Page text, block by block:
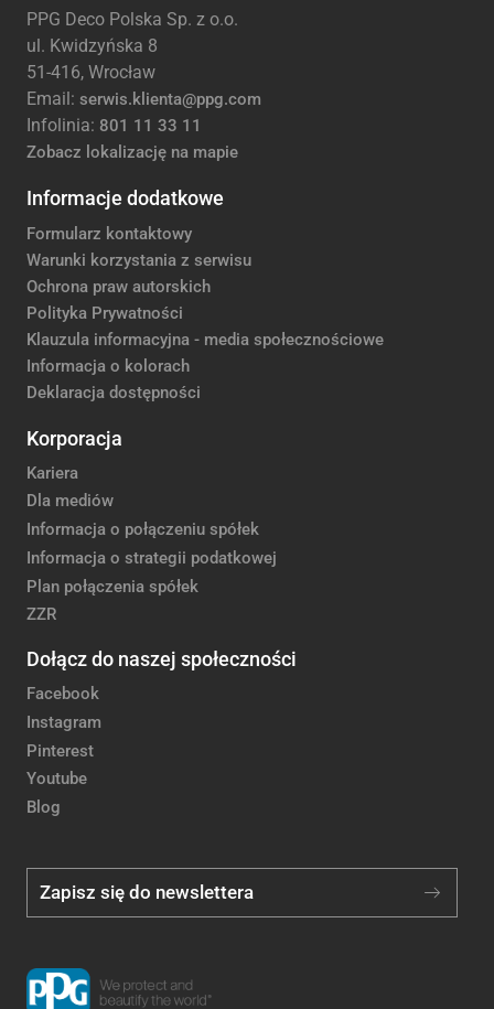
PPG Deco Polska Sp. z o.o.
ul. Kwidzyńska 8
51-416, Wrocław
Email: serwis.klienta@ppg.com
Infolinia: 801 11 33 11
Zobacz lokalizację na mapie
Informacje dodatkowe
Formularz kontaktowy
Warunki korzystania z serwisu
Ochrona praw autorskich
Polityka Prywatności
Klauzula informacyjna - media społecznościowe
Informacja o kolorach
Deklaracja dostępności
Korporacja
Kariera
Dla mediów
Informacja o połączeniu spółek
Informacja o strategii podatkowej
Plan połączenia spółek
ZZR
Dołącz do naszej społeczności
Facebook
Instagram
Pinterest
Youtube
Blog
Zapisz się do newslettera